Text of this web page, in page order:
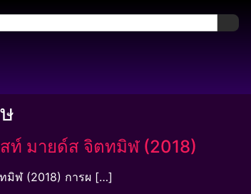
ท์ มายด์ส จิตทมิฬ (2018)
มิฬ (2018) การผ […]